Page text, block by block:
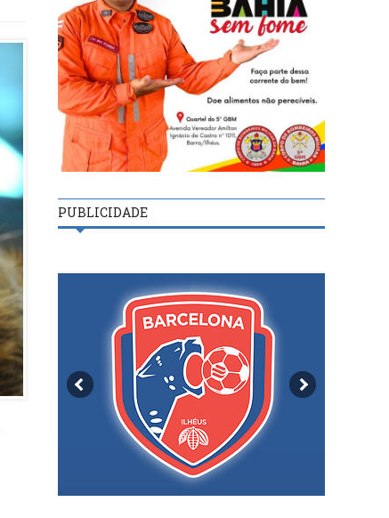
PUBLICIDADE